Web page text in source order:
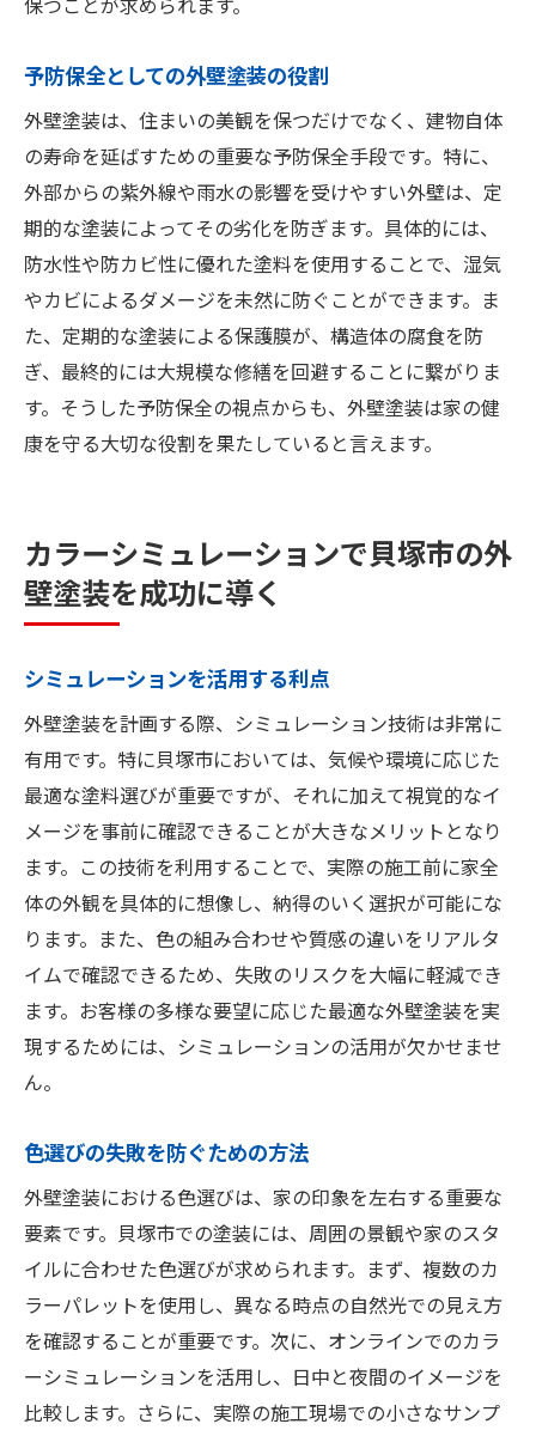
予防保全としての外壁塗装の役割
外壁塗装は、住まいの美観を保つだけでなく、建物自体
の寿命を延ばすための重要な予防保全手段です。特に、
外部からの紫外線や雨水の影響を受けやすい外壁は、定
期的な塗装によってその劣化を防ぎます。具体的には、
防水性や防カビ性に優れた塗料を使用することで、湿気
やカビによるダメージを未然に防ぐことができます。ま
た、定期的な塗装による保護膜が、構造体の腐食を防
ぎ、最終的には大規模な修繕を回避することに繋がりま
す。そうした予防保全の視点からも、外壁塗装は家の健
康を守る大切な役割を果たしていると言えます。
カラーシミュレーションで貝塚市の外
壁塗装を成功に導く
シミュレーションを活用する利点
外壁塗装を計画する際、シミュレーション技術は非常に
有用です。特に貝塚市においては、気候や環境に応じた
最適な塗料選びが重要ですが、それに加えて視覚的なイ
メージを事前に確認できることが大きなメリットとなり
ます。この技術を利用することで、実際の施工前に家全
体の外観を具体的に想像し、納得のいく選択が可能にな
ります。また、色の組み合わせや質感の違いをリアルタ
イムで確認できるため、失敗のリスクを大幅に軽減でき
ます。お客様の多様な要望に応じた最適な外壁塗装を実
現するためには、シミュレーションの活用が欠かせませ
ん。
色選びの失敗を防ぐための方法
外壁塗装における色選びは、家の印象を左右する重要な
要素です。貝塚市での塗装には、周囲の景観や家のスタ
イルに合わせた色選びが求められます。まず、複数のカ
ラーパレットを使用し、異なる時点の自然光での見え方
を確認することが重要です。次に、オンラインでのカラ
ーシミュレーションを活用し、日中と夜間のイメージを
比較します。さらに、実際の施工現場での小さなサンプ